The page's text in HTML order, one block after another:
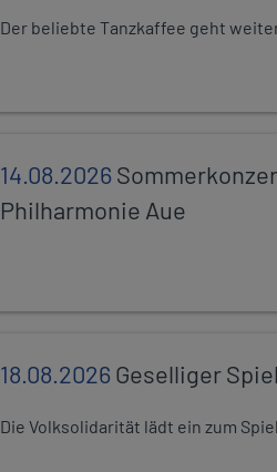
Der beliebte Tanzkaffee geht
14.08.2026
Philharmonie Aue
18.08.2026Geselliger
Die Volksolidarität lädt ein zum